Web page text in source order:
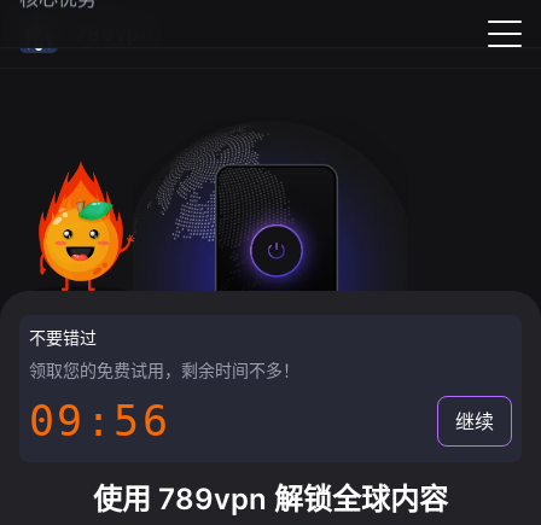
不要错过
领取您的免费试用，剩余时间不多！
09:55 继续
使用 789vpn 解锁全球内容